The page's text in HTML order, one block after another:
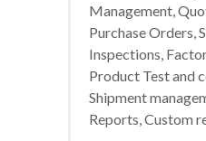
Management,
Purchase Orders,
Inspections,
Product Test and
Shipment
Reports, Custom